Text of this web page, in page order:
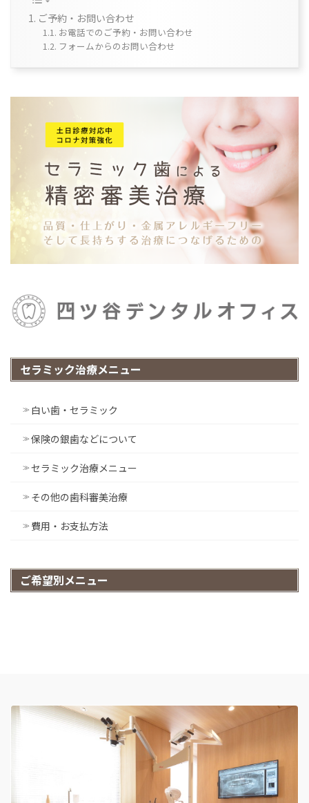
ご予約・お問い合わせ
お電話でのご予約・お問い合わせ
フォームからのお問い合わせ
セラミック治療メニュー
白い歯・セラミック
保険の銀歯などについて
セラミック治療メニュー
その他の歯科審美治療
費用・お支払方法
ご希望別メニュー